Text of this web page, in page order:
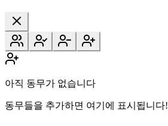
아직 동무가 없습니다
동무들을 추가하면 여기에 표시됩니다!